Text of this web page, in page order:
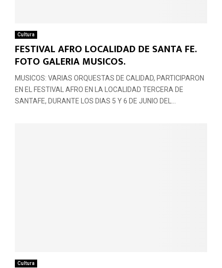
Cultura
FESTIVAL AFRO LOCALIDAD DE SANTA FE.
FOTO GALERIA MUSICOS.
MUSICOS: VARIAS ORQUESTAS DE CALIDAD, PARTICIPARON
EN EL FESTIVAL AFRO EN LA LOCALIDAD TERCERA DE
SANTAFE, DURANTE LOS DIAS 5 Y 6 DE JUNIO DEL...
Cultura